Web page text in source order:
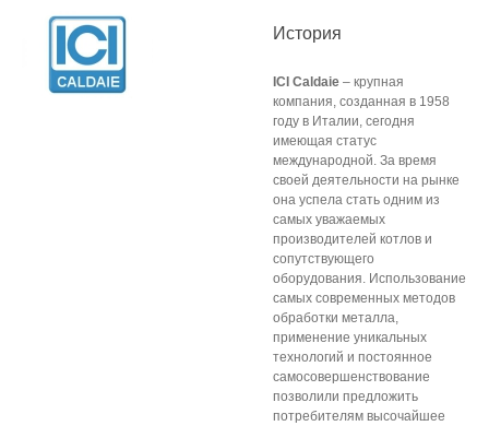
История
ICI Caldaie – крупная
компания, созданная в 1958
году в Италии, сегодня
имеющая статус
международной. За время
своей деятельности на рынке
она успела стать одним из
самых уважаемых
производителей котлов и
сопутствующего
оборудования. Использование
самых современных методов
обработки металла,
применение уникальных
технологий и постоянное
самосовершенствование
позволили предложить
потребителям высочайшее